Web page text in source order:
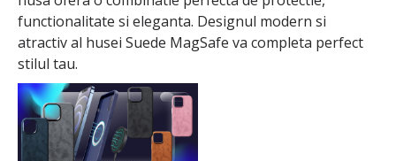
functionalitate si eleganta. Designul modern si
atractiv al husei Suede MagSafe va completa perfect
stilul tau.